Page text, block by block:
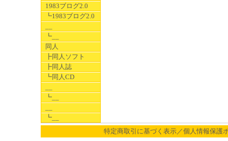
1983ブログ2.0
┗1983ブログ2.0
┗__
同人
┣同人ソフト
┣同人誌
┗同人CD
┗__
┗__
特定商取引に基づく表示／個人情報保護